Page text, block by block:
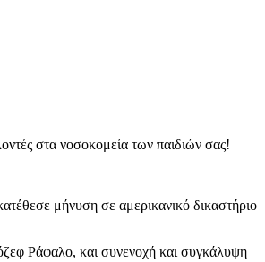
στα νοσοκομεία των παιδιών σας!
μήνυση σε αμερικανικό δικαστήριο
Ράφαλο, και συνενοχή και συγκάλυψη